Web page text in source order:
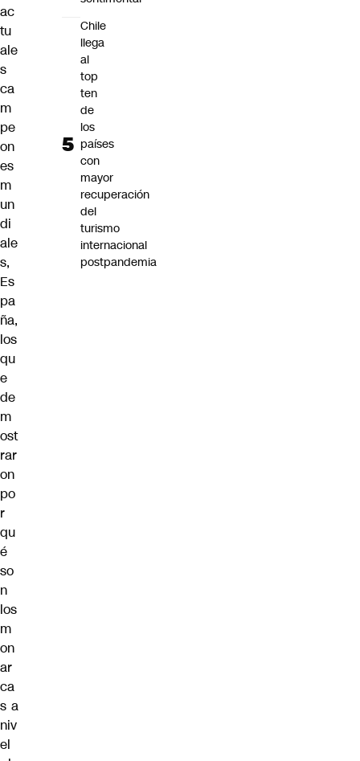
ac
tu
ale
s
ca
m
pe
on
es
m
un
di
ale
s,
Es
pa
ña,
los
qu
e
de
m
ost
rar
on
po
r
qu
é
so
n
los
m
on
ar
ca
s a
niv
el
Chile
llega
al
top
ten
de
los
países
con
mayor
recuperación
del
turismo
internacional
postpandemia